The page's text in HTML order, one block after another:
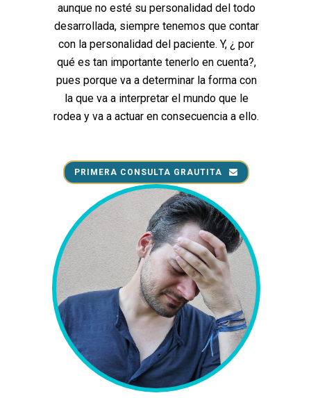
aunque no esté su personalidad del todo
desarrollada, siempre tenemos que contar
con la personalidad del paciente. Y, ¿ por
qué es tan importante tenerlo en cuenta?,
pues porque va a determinar la forma con
la que va a interpretar el mundo que le
rodea y va a actuar en consecuencia a ello.
PRIMERA CONSULTA GRAUTITA